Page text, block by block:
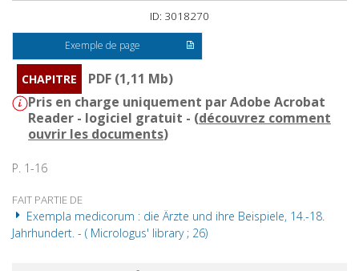
ID: 3018270
Exemple de page
CHAPITRE
PDF (1,11 Mb)
Pris en charge uniquement par Adobe Acrobat
Reader - logiciel gratuit - (découvrez comment
ouvrir les documents)
P. 1-16
FAIT PARTIE DE
Exempla medicorum : die Ärzte und ihre Beispiele, 14.-18.
Jahrhundert. - ( Micrologus' library ; 26)